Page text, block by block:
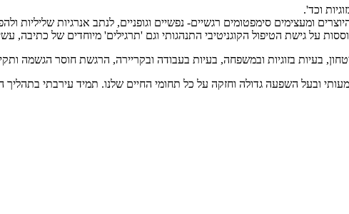
וכד'.
ומעצימים סימפטומים רגשיים- נפשיים וגופניים, לנתב אנרגיות שליליות
על גישת הטיפול הקוגניטיבי התנהגותי וגם 'תרגילים' מיוחדים של כתיבה,
בעיות בזוגיות ובמשפחה, בעיות בעבודה ובקריירה, הרגשת חוסר הגשמה
ובעל השפעה גדולה וחזקה על כל תחומי החיים שלנו. תמיד עירבתי